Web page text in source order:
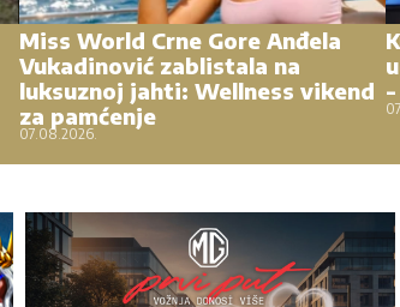
Miss World Crne Gore Anđela
Vukadinović zablistala na
luksuznoj jahti: Wellness vikend
za pamćenje
07.08.2026.
-